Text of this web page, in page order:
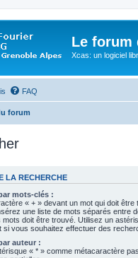
Le forum
Xcas: un logiciel
FAQ
forum
LA RECHERCHE
mots-clés :
« + » devant un mot qui doit
une liste de mots séparés entre
mots doit être trouvé. Utilisez un
si vous souhaitez effectuer des
auteur :
« * » comme métacaractère